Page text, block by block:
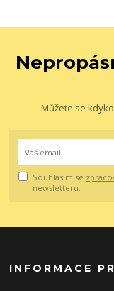
Můžete se
Souhlasím se
newsletteru.
INFORMACE